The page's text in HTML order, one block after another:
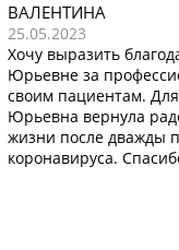
ВАЛЕНТИНА
25.05.2023
Хочу выразить
Юрьевне за
своим пациентам.
Юрьевна вернула
жизни после дважды
коронавируса.